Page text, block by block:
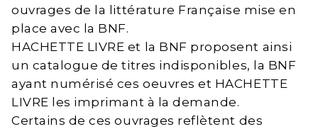
ouvrages de la littérature Française mise en
place avec la BNF.
HACHETTE LIVRE et la BNF proposent ainsi
un catalogue de titres indisponibles, la BNF
ayant numérisé ces oeuvres et HACHETTE
LIVRE les imprimant à la demande.
Certains de ces ouvrages reflètent des